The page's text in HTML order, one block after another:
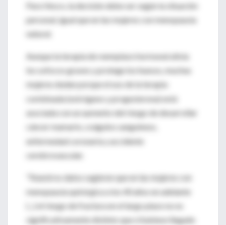
Para Vesco, la decisión debe ser según la situación
personal, igual que en las mujeres con menopausia
natural.
Aunque la terapia de reemplazo hormonal alivia
los sofocos graves y protege los huesos, muchas
mujeres dudan porque el uso de la terapia
combinada (estrógeno y progesterona) está
asociada con un aumento del riesgo de desarrollar
cáncer mamario, coágulos sanguíneos,
enfermedad coronaria y accidente
cerebrovascular.
"Nuestros datos sugieren que en las mujeres con
menopausia quirúrgica a los 40 años en adelante
(...) el riesgo de fractura en el largo plazo no es
significativamente distinto que si hubiese llegado